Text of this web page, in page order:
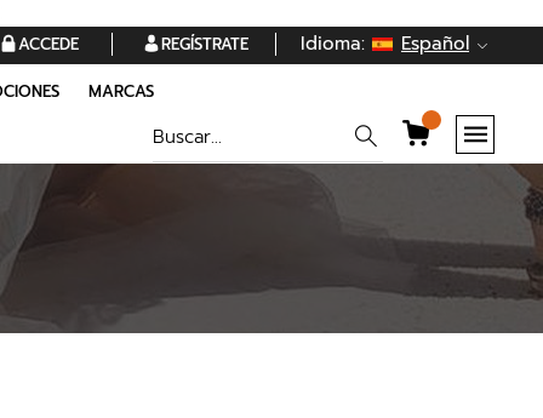
ACCEDE REGÍSTRATE Idioma: Español
MARCAS